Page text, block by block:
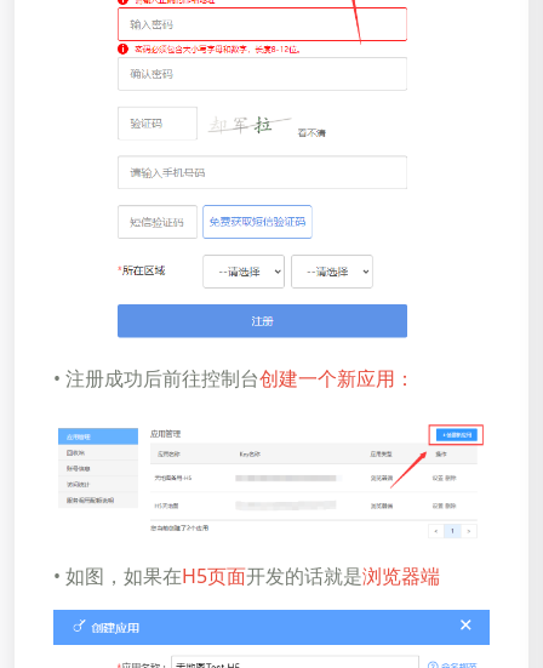
• 注册成功后前往控制台创建一个新应用：
• 如图，如果在H5页面开发的话就是浏览器端